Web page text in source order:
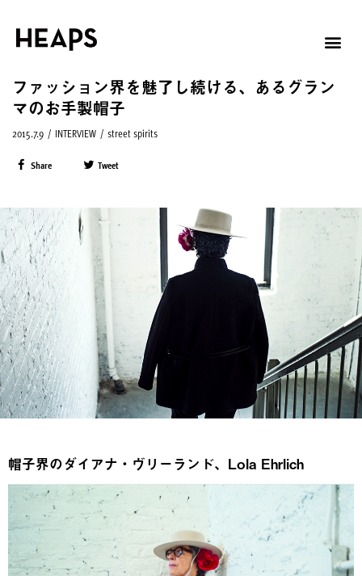
ファッション界を魅了し続ける、あるグラン
マのお手製帽子
2015.7.9 / INTERVIEW / street spirits
Share Tweet
帽子界のダイアナ・ヴリーランド、Lola Ehrlich